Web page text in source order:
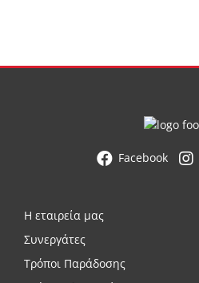
Facebook
Η εταιρεία μας
Συνεργάτες
Τρόποι Παράδοσης